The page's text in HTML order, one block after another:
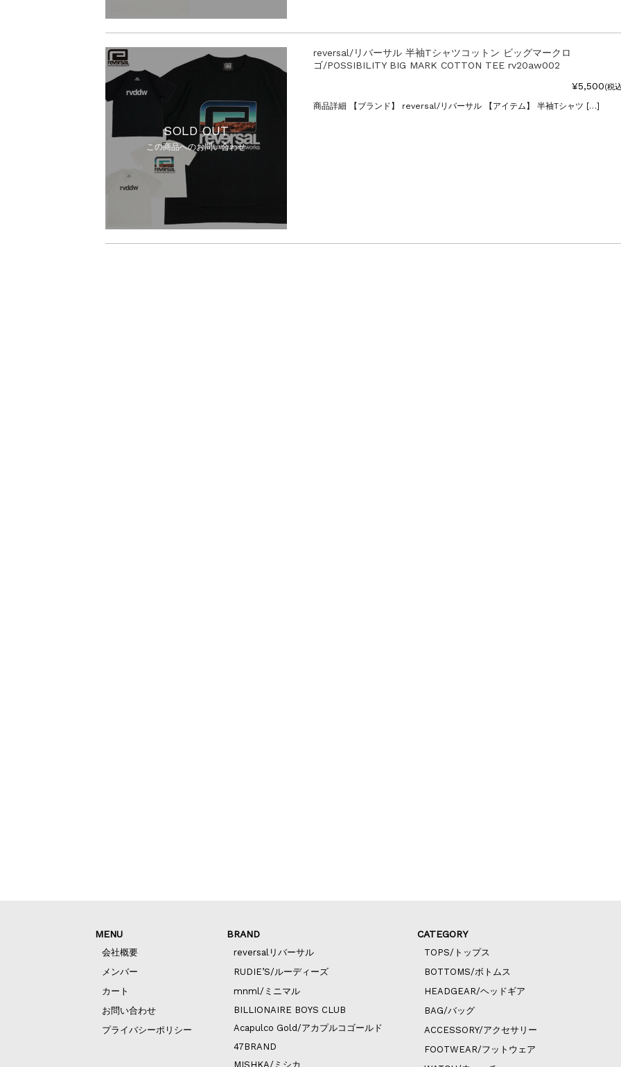
SOLD OUT
この商品へのお問い合わせ
reversal/リバーサル 半袖Tシャツコットン ビッグマークロ
ゴ/POSSIBILITY BIG MARK COTTON TEE rv20aw002
¥5,500(税
商品詳細 【ブランド】 reversal/リバーサル 【アイテム】 半袖Tシャツ […]
MENU
会社概要
メンバー
カート
お問い合わせ
プライバシーポリシー
BRAND
reversalリバーサル
RUDIE’S/ルーディーズ
mnml/ミニマル
BILLIONAIRE BOYS CLUB
Acapulco Gold/アカプルコゴールド
47BRAND
MISHKA/ミシカ
CATEGORY
TOPS/トップス
BOTTOMS/ボトムス
HEADGEAR/ヘッドギア
BAG/バッグ
ACCESSORY/アクセサリー
FOOTWEAR/フットウェア